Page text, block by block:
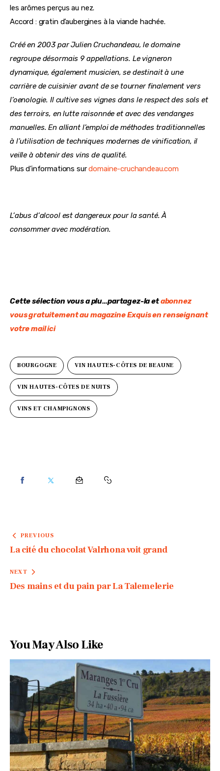
les arômes perçus au nez.
Accord : gratin d’aubergines à la viande hachée.
Créé en 2003 par Julien Cruchandeau, le domaine
regroupe désormais 9 appellations. Le vigneron
dynamique, également musicien, se destinait à une
carrière de cuisinier avant de se tourner finalement vers
l’oenologie. Il cultive ses vignes dans le respect des sols et
des terroirs, en lutte raisonnée et avec des vendanges
manuelles. En alliant l’emploi de méthodes traditionnelles
à l’utilisation de techniques modernes de vinification, il
veille à obtenir des vins de qualité.
Plus d’informations sur domaine-cruchandeau.com
L’abus d’alcool est dangereux pour la santé. À
consommer avec modération.
Cette sélection vous a plu…partagez-la et abonnez
vous gratuitement au magazine Exquis en renseignant
votre mail ici
BOURGOGNE VIN HAUTES-CÔTES DE BEAUNE
VIN HAUTES-CÔTES DE NUITS
VINS ET CHAMPIGNONS
PREVIOUS
La cité du chocolat Valrhona voit grand
NEXT
Des mains et du pain par La Talemelerie
You May Also Like